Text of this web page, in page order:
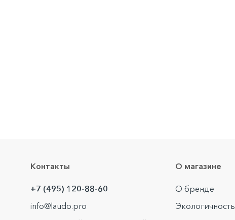
Контакты
+7 (495) 120-88-60
info@laudo.pro
О магазине
О бренде
Экологичность